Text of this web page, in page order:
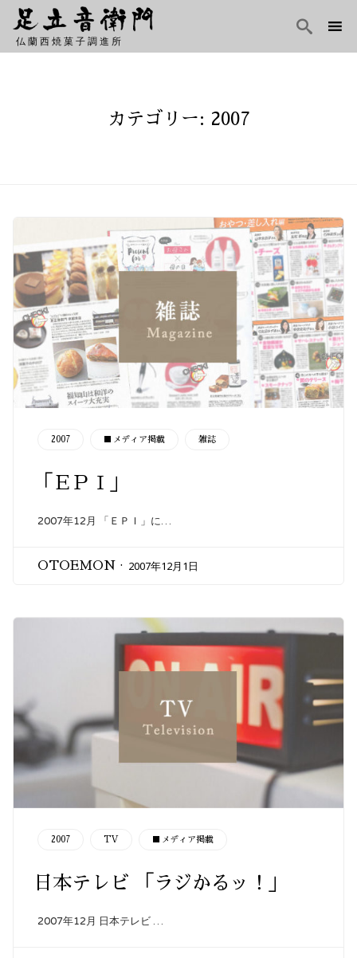
仏蘭西焼菓子調進所

カテゴリー: 2007
CATEGORY
2007 ■メディア掲載 雑誌
「ＥＰＩ」
2007年12月 「ＥＰＩ」に…
OTOEMON 2007年12月1日
CATEGORY
2007 TV ■メディア掲載
日本テレビ 「ラジかるッ！」
2007年12月 日本テレビ …